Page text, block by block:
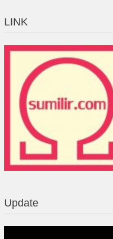
LINK
Update